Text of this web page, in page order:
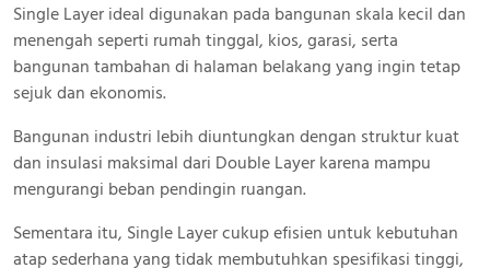
Single Layer ideal digunakan pada bangunan skala kecil dan
menengah seperti rumah tinggal, kios, garasi, serta
bangunan tambahan di halaman belakang yang ingin tetap
sejuk dan ekonomis.
Bangunan industri lebih diuntungkan dengan struktur kuat
dan insulasi maksimal dari Double Layer karena mampu
mengurangi beban pendingin ruangan.
Sementara itu, Single Layer cukup efisien untuk kebutuhan
atap sederhana yang tidak membutuhkan spesifikasi tinggi,